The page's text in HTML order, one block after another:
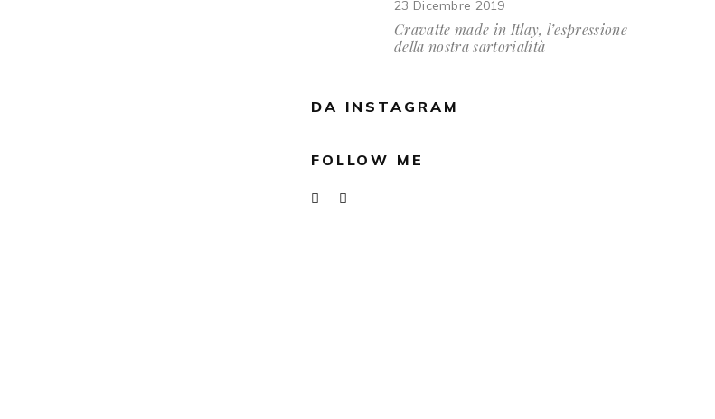
23 Dicembre 2019
Cravatte made in Itlay, l’espressione
della nostra sartorialità
DA INSTAGRAM
FOLLOW ME